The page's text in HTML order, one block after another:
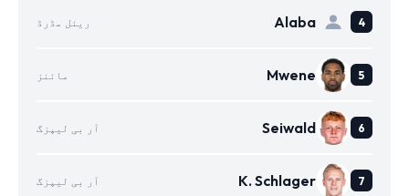
Alaba ریئل مڈرڈ
Mwene مائنز
Seiwald آر بی لیپزگ
K. Schlager آر بی لیپزگ